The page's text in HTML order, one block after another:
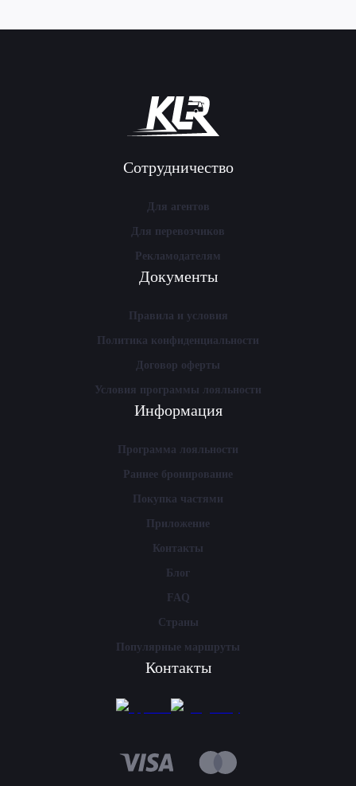
Сотрудничество
Для агентов
Для перевозчиков
Рекламодателям
Документы
Правила и условия
Политика конфиденциальности
Договор оферты
Условия программы лояльности
Информация
Программа лояльности
Раннее бронирование
Покупка частями
Приложение
Контакты
Блог
FAQ
Страны
Популярные маршруты
Контакты